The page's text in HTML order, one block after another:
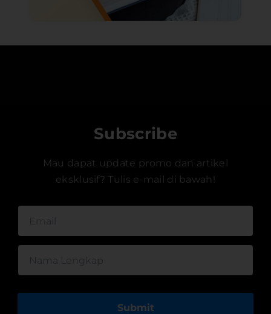
Subscribe
Mau dapat update promo dan artikel
eksklusif? Tulis e-mail di bawah!
Submit